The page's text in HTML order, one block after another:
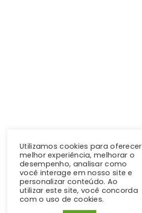
Utilizamos cookies para oferecer
melhor experiência, melhorar o
desempenho, analisar como
você interage em nosso site e
personalizar conteúdo. Ao
utilizar este site, você concorda
com o uso de cookies.